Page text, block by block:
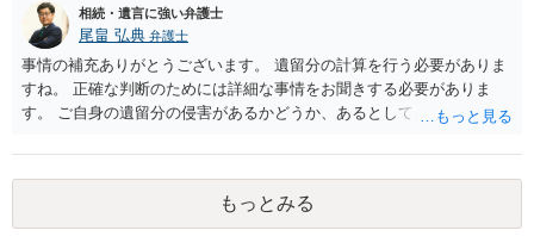
相続・遺言に強い弁護士
尾畠 弘典 弁護士
事情の補充ありがとうございます。 遺留分の計算を行う必要がありま
すね。 正確な判断のためには詳細な事情をお聞きする必要がありま
す。 ご自身の遺留分の侵害があるかどうか、あるとしてどの程度の金
相談されるのが良いと思います。
もっとみる